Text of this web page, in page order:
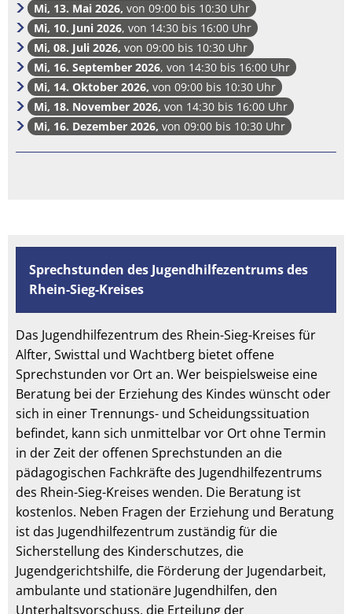
Mi, 13. Mai 2026, von 09:00 bis 10:30 Uhr
Mi, 10. Juni 2026, von 14:30 bis 16:00 Uhr
Mi, 08. Juli 2026, von 09:00 bis 10:30 Uhr
Mi, 16. September 2026, von 14:30 bis 16:00 Uhr
Mi, 14. Oktober 2026, von 09:00 bis 10:30 Uhr
Mi, 18. November 2026, von 14:30 bis 16:00 Uhr
Mi, 16. Dezember 2026, von 09:00 bis 10:30 Uhr
Sprechstunden des Jugendhilfezentrums des
Rhein-Sieg-Kreises
Das Jugendhilfezentrum des Rhein-Sieg-Kreises für
Alfter, Swisttal und Wachtberg bietet offene
Sprechstunden vor Ort an. Wer beispielsweise eine
Beratung bei der Erziehung des Kindes wünscht oder
sich in einer Trennungs- und Scheidungssituation
befindet, kann sich unmittelbar vor Ort ohne Termin
in der Zeit der offenen Sprechstunden an die
pädagogischen Fachkräfte des Jugendhilfezentrums
des Rhein-Sieg-Kreises wenden. Die Beratung ist
kostenlos. Neben Fragen der Erziehung und Beratung
ist das Jugendhilfezentrum zuständig für die
Sicherstellung des Kinderschutzes, die
Jugendgerichtshilfe, die Förderung der Jugendarbeit,
ambulante und stationäre Jugendhilfen, den
Unterhaltsvorschuss, die Erteilung der